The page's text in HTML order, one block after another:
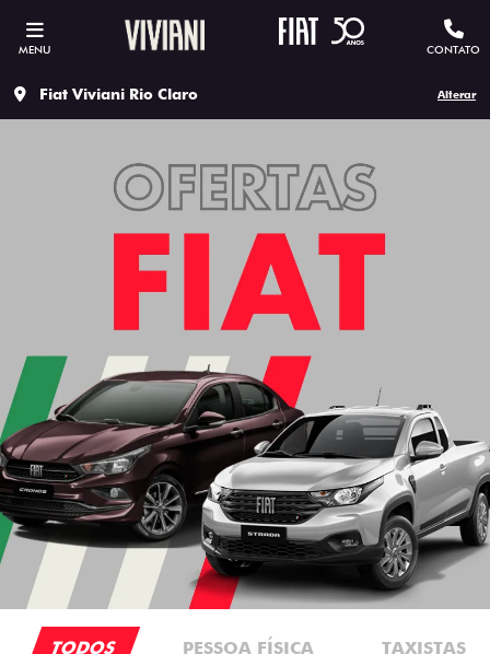
MENU CONTATO
Fiat Viviani Rio Claro Alterar
TODOS PESSOA FÍSICA TAXISTAS